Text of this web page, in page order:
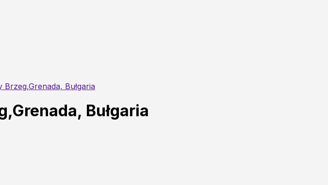
Bułgaria
Bułgaria